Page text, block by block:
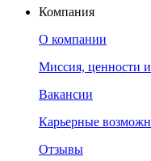
Компания
О компании
Миссия, ценности
Вакансии
Карьерные
Отзывы